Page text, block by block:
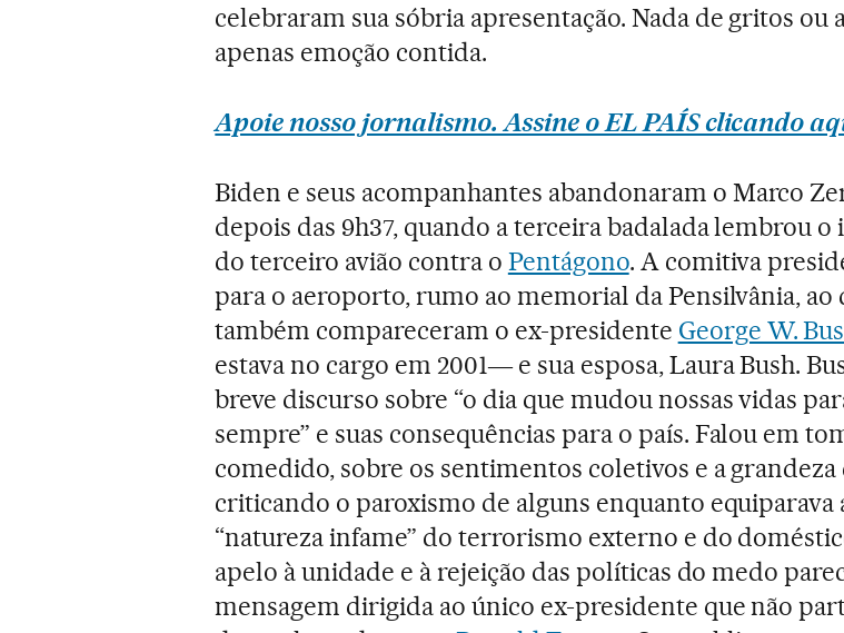
celebraram sua sóbria apresentação. Nada de gritos ou
apenas emoção contida.
Apoie nosso jornalismo. Assine o EL PAÍS clicando
Biden e seus acompanhantes abandonaram o Marco
depois das 9h37, quando a terceira badalada lembrou o
do terceiro avião contra o Pentágono. A comitiva
para o aeroporto, rumo ao memorial da Pensilvânia, ao
também compareceram o ex-presidente George W.
estava no cargo em 2001― e sua esposa, Laura Bush.
breve discurso sobre “o dia que mudou nossas vidas
sempre” e suas consequências para o país. Falou em
comedido, sobre os sentimentos coletivos e a grandeza
criticando o paroxismo de alguns enquanto equiparava
“natureza infame” do terrorismo externo e do
apelo à unidade e à rejeição das políticas do medo
mensagem dirigida ao único ex-presidente que não